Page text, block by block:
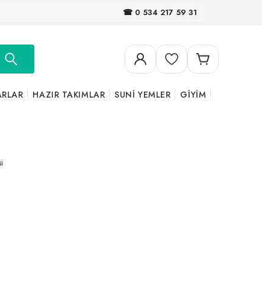
☎ 0 534 217 59 31
HAZIR TAKIMLAR SUNİ YEMLER GİYİM